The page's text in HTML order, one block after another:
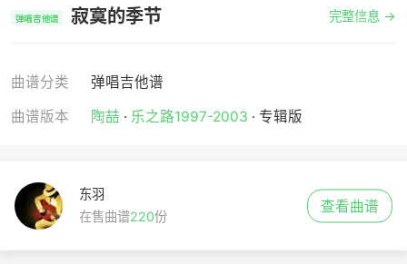
完整信息 →
弹唱吉他谱 寂寞的季节
曲谱分类
弹唱吉他谱
曲谱版本
陶喆 · 乐之路1997-2003 · 专辑版
东羽
在售曲谱220份
查看曲谱